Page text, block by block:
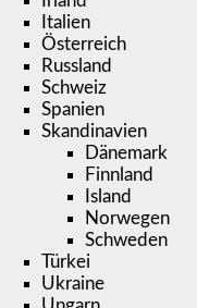
Italien
Österreich
Russland
Schweiz
Spanien
Skandinavien
Dänemark
Finnland
Island
Norwegen
Schweden
Türkei
Ukraine